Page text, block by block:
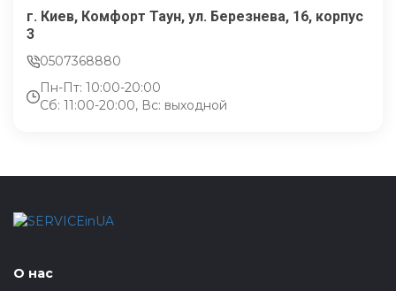
г. Киев, Комфорт Таун, ул. Березнева, 16, корпус
3
0507368880
Пн-Пт: 10:00-20:00
Сб: 11:00-20:00, Вс: выходной
О нас